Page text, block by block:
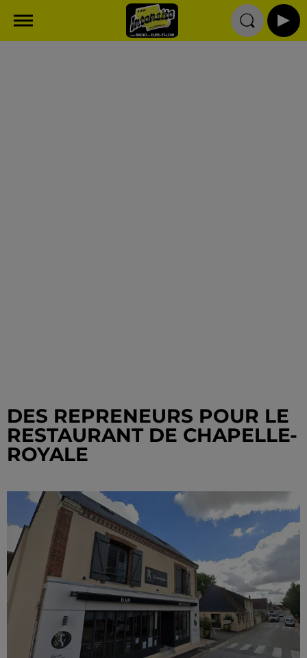
DES REPRENEURS POUR LE
RESTAURANT DE CHAPELLE-
ROYALE